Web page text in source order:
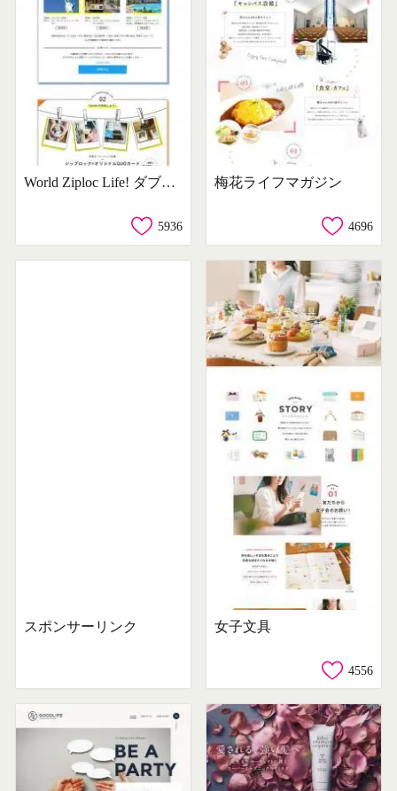
World Ziploc Life! ダブルキャンペーン
5936
梅花ライフマガジン
4696
スポンサーリンク 女子文具
4556